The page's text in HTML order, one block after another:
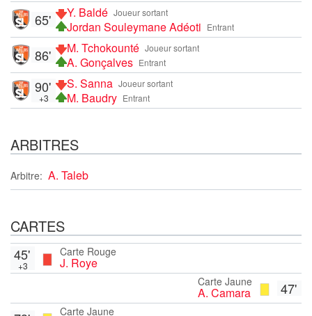
Joueur sortant
Y. Baldé
Entrant
Jordan Souleymane Adéoti
65'
Joueur sortant
M. Tchokounté
Entrant
A. Gonçalves
86'
Joueur sortant
S. Sanna
Entrant
M. Baudry
90'
+3
ARBITRES
Arbitre: A. Taleb
CARTES
Carte Rouge
J. Roye
45'
+3
47'
Carte Jaune
A. Camara
Carte Jaune